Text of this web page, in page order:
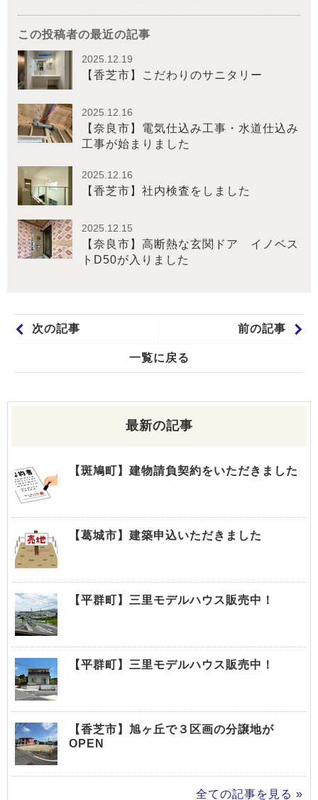
この投稿者の最近の記事
2025.12.19
【香芝市】こだわりのサニタリー
2025.12.16
【奈良市】電気仕込み工事・水道仕込み
工事が始まりました
2025.12.16
【香芝市】社内検査をしました
2025.12.15
【奈良市】高断熱な玄関ドア イノベス
トD50が入りました
次の記事 前の記事
一覧に戻る
最新の記事
【斑鳩町】建物請負契約をいただきました
【葛城市】建築申込いただきました
【平群町】三里モデルハウス販売中！
【平群町】三里モデルハウス販売中！
【香芝市】旭ヶ丘で３区画の分譲地が
OPEN
全ての記事を見る »